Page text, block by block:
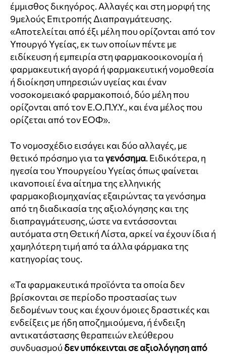
έμμισθος δικηγόρος. Αλλαγές και στη μορφή της
9μελούς Επιτροπής Διαπραγμάτευσης.
«Αποτελείται από έξι μέλη που ορίζονται από τον
Υπουργό Υγείας, εκ των οποίων πέντε με
ειδίκευση ή εμπειρία στη φαρμακοοικονομία ή
φαρμακευτική αγορά ή φαρμακευτική νομοθεσία
ή διοίκηση υπηρεσιών υγείας και έναν
νοσοκομειακό φαρμακοποιό, δύο μέλη που
ορίζονται από τον Ε.Ο.Π.Υ.Υ., και ένα μέλος που
ορίζεται από τον ΕΟΦ».
Το νομοσχέδιο εισάγει και δύο αλλαγές, με
θετικό πρόσημο για ταγενόσημα. Ειδικότερα, η
ηγεσία του Υπουργείου Υγείας όπως φαίνεται
ικανοποιεί ένα αίτημα της ελληνικής
φαρμακοβιομηχανίας εξαιρώντας τα γενόσημα
από τη διαδικασία της αξιολόγησης και της
διαπραγμάτευσης, ώστε να εντάσσονται
αυτόματα στη Θετική Λίστα, αρκεί να έχουν ίδια ή
χαμηλότερη τιμή από τα άλλα φάρμακα της
κατηγορίας τους.
«Τα φαρμακευτικά προϊόντα τα οποία δεν
βρίσκονται σε περίοδο προστασίας των
δεδομένων τους και έχουν όμοιες δραστικές και
ενδείξεις με ήδη αποζημιούμενα, ή ένδειξη
αντικατάστασης θεραπειών ελεύθερου
συνδυασμούδεν υπόκεινται σε αξιολόγηση από